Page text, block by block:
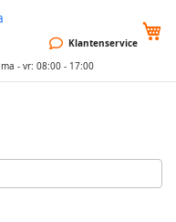
Klantenservice
ma - vr: 08:00 - 17:00